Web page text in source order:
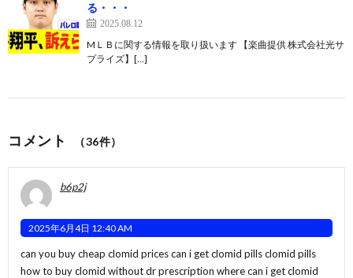
る・・・
2025.08.12
MＬＢに関する情報を取り扱います 【楽曲提供 株式会社光サ
プライズ】[…]
コメント （36件）
b6p2j
2025年6月4日 12:40 AM
can you buy cheap clomid prices can i get clomid pills clomid pills
how to buy clomid without dr prescription where can i get clomid